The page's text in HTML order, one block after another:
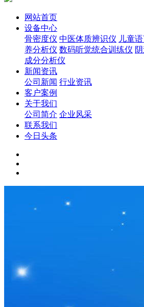
网站首页
设备中心
骨密度仪 中医体质辨识仪 儿童
养分析仪 数码听觉统合训练仪
成分分析仪
新闻资讯
公司新闻 行业资讯
客户案例
关于我们
公司简介 企业风采
联系我们
今日头条